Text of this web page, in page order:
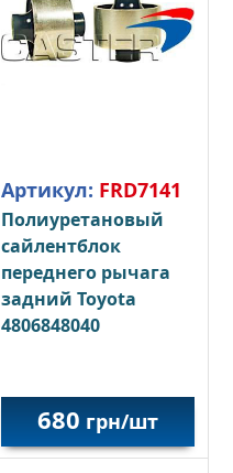
Артикул: FRD7141
Полиуретановый
сайлентблок
переднего рычага
задний Toyota
4806848040
680 грн/шт